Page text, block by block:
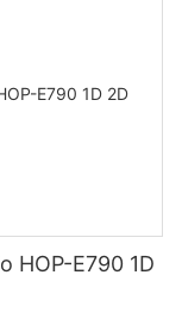
HOP-E790 1D